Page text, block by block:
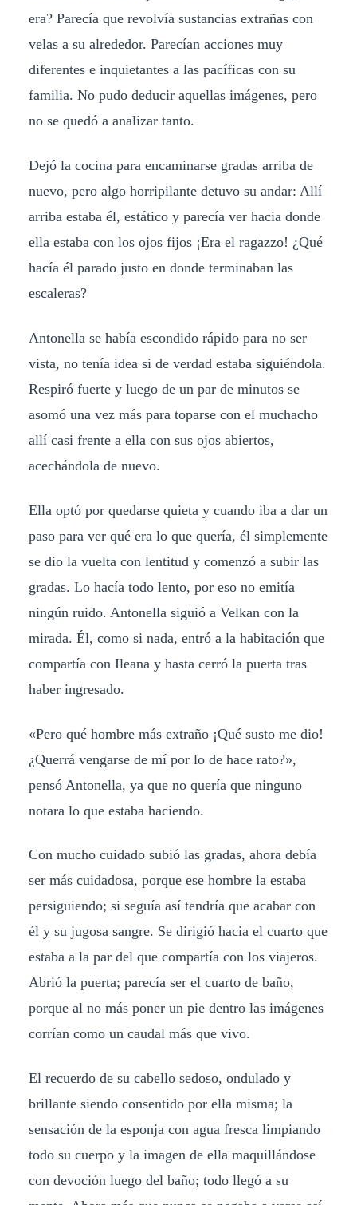
era? Parecía que revolvía sustancias extrañas con
velas a su alrededor. Parecían acciones muy
diferentes e inquietantes a las pacíficas con su
familia. No pudo deducir aquellas imágenes, pero
no se quedó a analizar tanto.
Dejó la cocina para encaminarse gradas arriba de
nuevo, pero algo horripilante detuvo su andar: Allí
arriba estaba él, estático y parecía ver hacia donde
ella estaba con los ojos fijos ¡Era el ragazzo! ¿Qué
hacía él parado justo en donde terminaban las
escaleras?
Antonella se había escondido rápido para no ser
vista, no tenía idea si de verdad estaba siguiéndola.
Respiró fuerte y luego de un par de minutos se
asomó una vez más para toparse con el muchacho
allí casi frente a ella con sus ojos abiertos,
acechándola de nuevo.
Ella optó por quedarse quieta y cuando iba a dar un
paso para ver qué era lo que quería, él simplemente
se dio la vuelta con lentitud y comenzó a subir las
gradas. Lo hacía todo lento, por eso no emitía
ningún ruido. Antonella siguió a Velkan con la
mirada. Él, como si nada, entró a la habitación que
compartía con Ileana y hasta cerró la puerta tras
haber ingresado.
«Pero qué hombre más extraño ¡Qué susto me dio!
¿Querrá vengarse de mí por lo de hace rato?»,
pensó Antonella, ya que no quería que ninguno
notara lo que estaba haciendo.
Con mucho cuidado subió las gradas, ahora debía
ser más cuidadosa, porque ese hombre la estaba
persiguiendo; si seguía así tendría que acabar con
él y su jugosa sangre. Se dirigió hacia el cuarto que
estaba a la par del que compartía con los viajeros.
Abrió la puerta; parecía ser el cuarto de baño,
porque al no más poner un pie dentro las imágenes
corrían como un caudal más que vivo.
El recuerdo de su cabello sedoso, ondulado y
brillante siendo consentido por ella misma; la
sensación de la esponja con agua fresca limpiando
todo su cuerpo y la imagen de ella maquillándose
con devoción luego del baño; todo llegó a su